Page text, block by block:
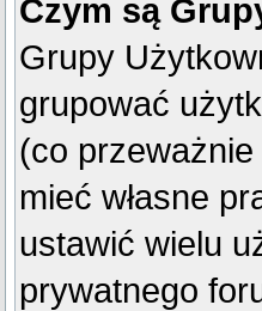
Czym są
Grupy
grupować
(co
mieć własne
ustawić wielu
prywatnego